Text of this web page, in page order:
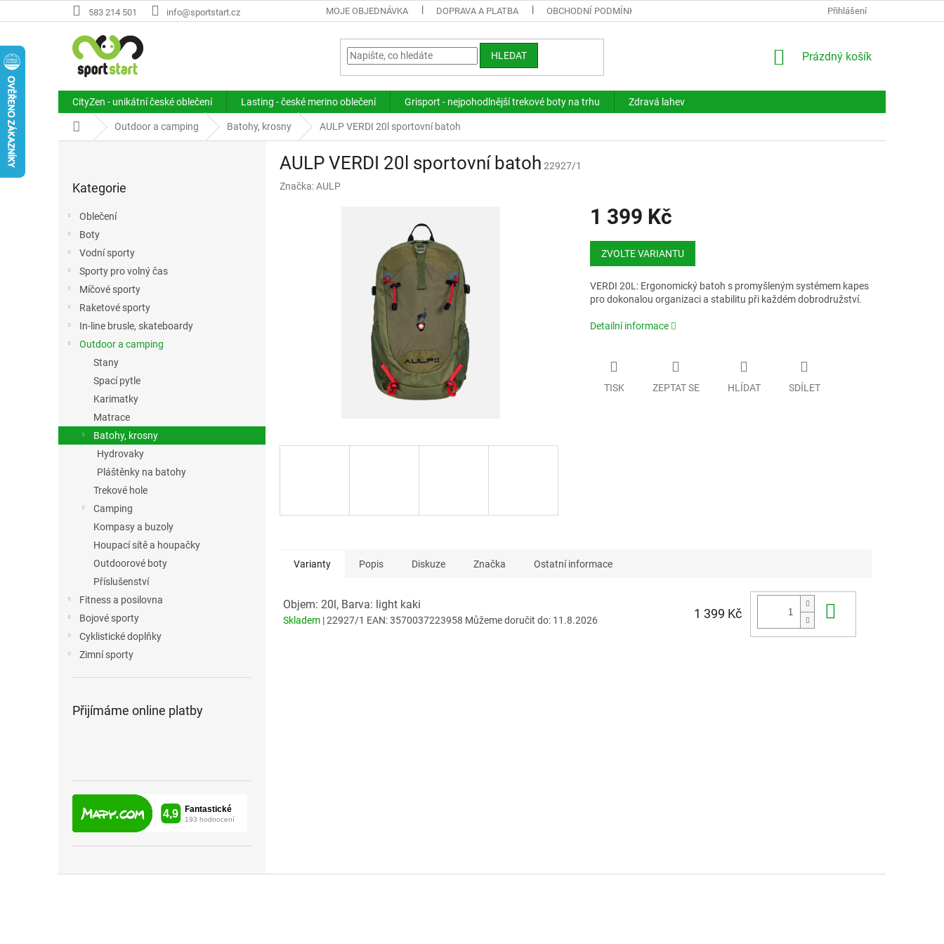
na
583 214 501 info@sportstart.cz MOJE OBJEDNÁVKA DOPRAVA A PLATBA OBCHODNÍ PODMÍNKY KONTAKTY
Přihlášení
HLEDAT
NÁKUPNÍ
Prázdný košík
CityZen - unikátní české oblečení Lasting - české merino oblečení Grisport - nejpohodlnější trekové boty na trhu Zdravá lahev
Domů Outdoor a camping Batohy, krosny AULP VERDI 20l sportovní batoh
kategorie
Kategorie
Oblečení
Boty
Vodní sporty
Sporty pro volný čas
Míčové sporty
Raketové sporty
In-line brusle, skateboardy
Outdoor a camping
Stany
Spací pytle
Karimatky
Matrace
Batohy, krosny
Hydrovaky
Pláštěnky na batohy
Trekové hole
Camping
Kompasy a buzoly
Houpací sítě a houpačky
Outdoorové boty
Příslušenství
Fitness a posilovna
Bojové sporty
Cyklistické doplňky
Zimní sporty
Přijímáme online platby
AULP VERDI 20l sportovní batoh 22927/1
Značka:AULP
1 399 Kč
Měrná
cena:
ZVOLTE VARIANTU
VERDI 20L: Ergonomický batoh s promyšleným systémem kapes
pro dokonalou organizaci a stabilitu při každém dobrodružství.
Detailní informace
TISK ZEPTAT SE HLÍDAT SDÍLET
Varianty Popis Diskuze Značka Ostatní informace
Objem: 20l, Barva: light kaki
Skladem | 22927/1 EAN:3570037223958 Můžeme doručit do: 11.8.2026 1 399 Kč